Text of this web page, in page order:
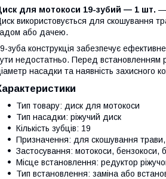
для мотокоси 19-зубий — 1 шт. —
використовується для скошування
або дачею.
зуба конструкція забезпечує
недостатньо. Перед встановленням
насадки та наявність захисного
Тип товару: диск для мотокоси
Тип насадки: ріжучий диск
Кількість зубців: 19
Призначення: для скошування трави,
Застосування: мотокоси, бензокоси,
Місце встановлення: редуктор
Тип встановлення: заміна або